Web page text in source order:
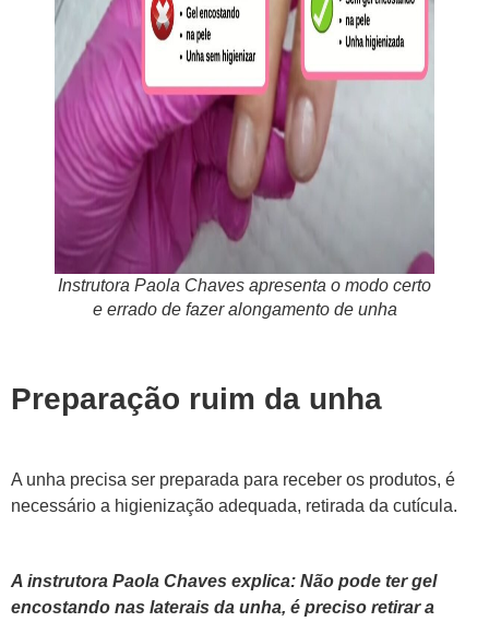
Instrutora Paola Chaves apresenta o modo certo
e errado de fazer alongamento de unha
Preparação ruim da unha
A unha precisa ser preparada para receber os produtos, é
necessário a higienização adequada, retirada da cutícula.
A instrutora Paola Chaves explica: Não pode ter gel
encostando nas laterais da unha, é preciso retirar a